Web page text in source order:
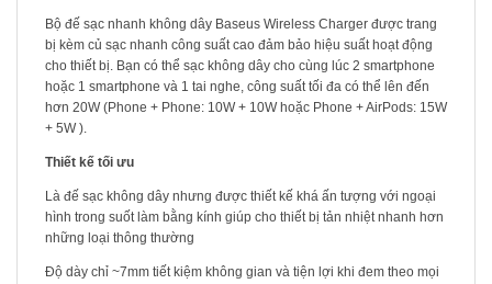
Bộ đế sạc nhanh không dây Baseus Wireless Charger được trang
bị kèm củ sạc nhanh công suất cao đảm bảo hiệu suất hoạt động
cho thiết bị. Bạn có thể sạc không dây cho cùng lúc 2 smartphone
hoặc 1 smartphone và 1 tai nghe, công suất tối đa có thể lên đến
hơn 20W (Phone + Phone: 10W + 10W hoặc Phone + AirPods: 15W
+ 5W ).
Thiết kế tối ưu
Là đế sạc không dây nhưng được thiết kế khá ấn tượng với ngoại
hình trong suốt làm bằng kính giúp cho thiết bị tản nhiệt nhanh hơn
những loại thông thường
Độ dày chỉ ~7mm tiết kiệm không gian và tiện lợi khi đem theo mọi